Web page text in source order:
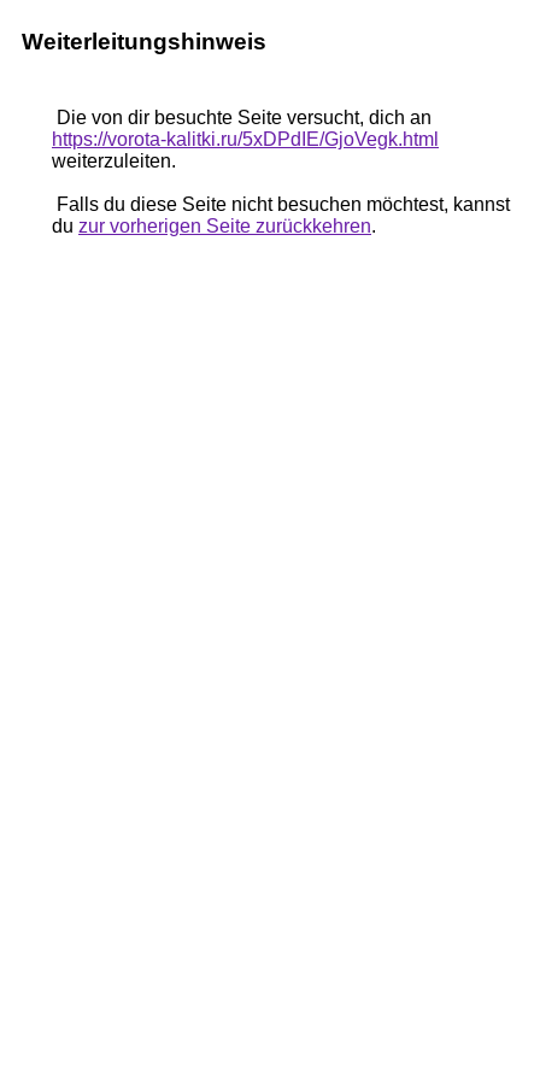
Weiterleitungshinweis
Die von dir besuchte Seite versucht, dich an
https://vorota-kalitki.ru/5xDPdIE/GjoVegk.html
weiterzuleiten.
Falls du diese Seite nicht besuchen möchtest, kannst
du zur vorherigen Seite zurückkehren.